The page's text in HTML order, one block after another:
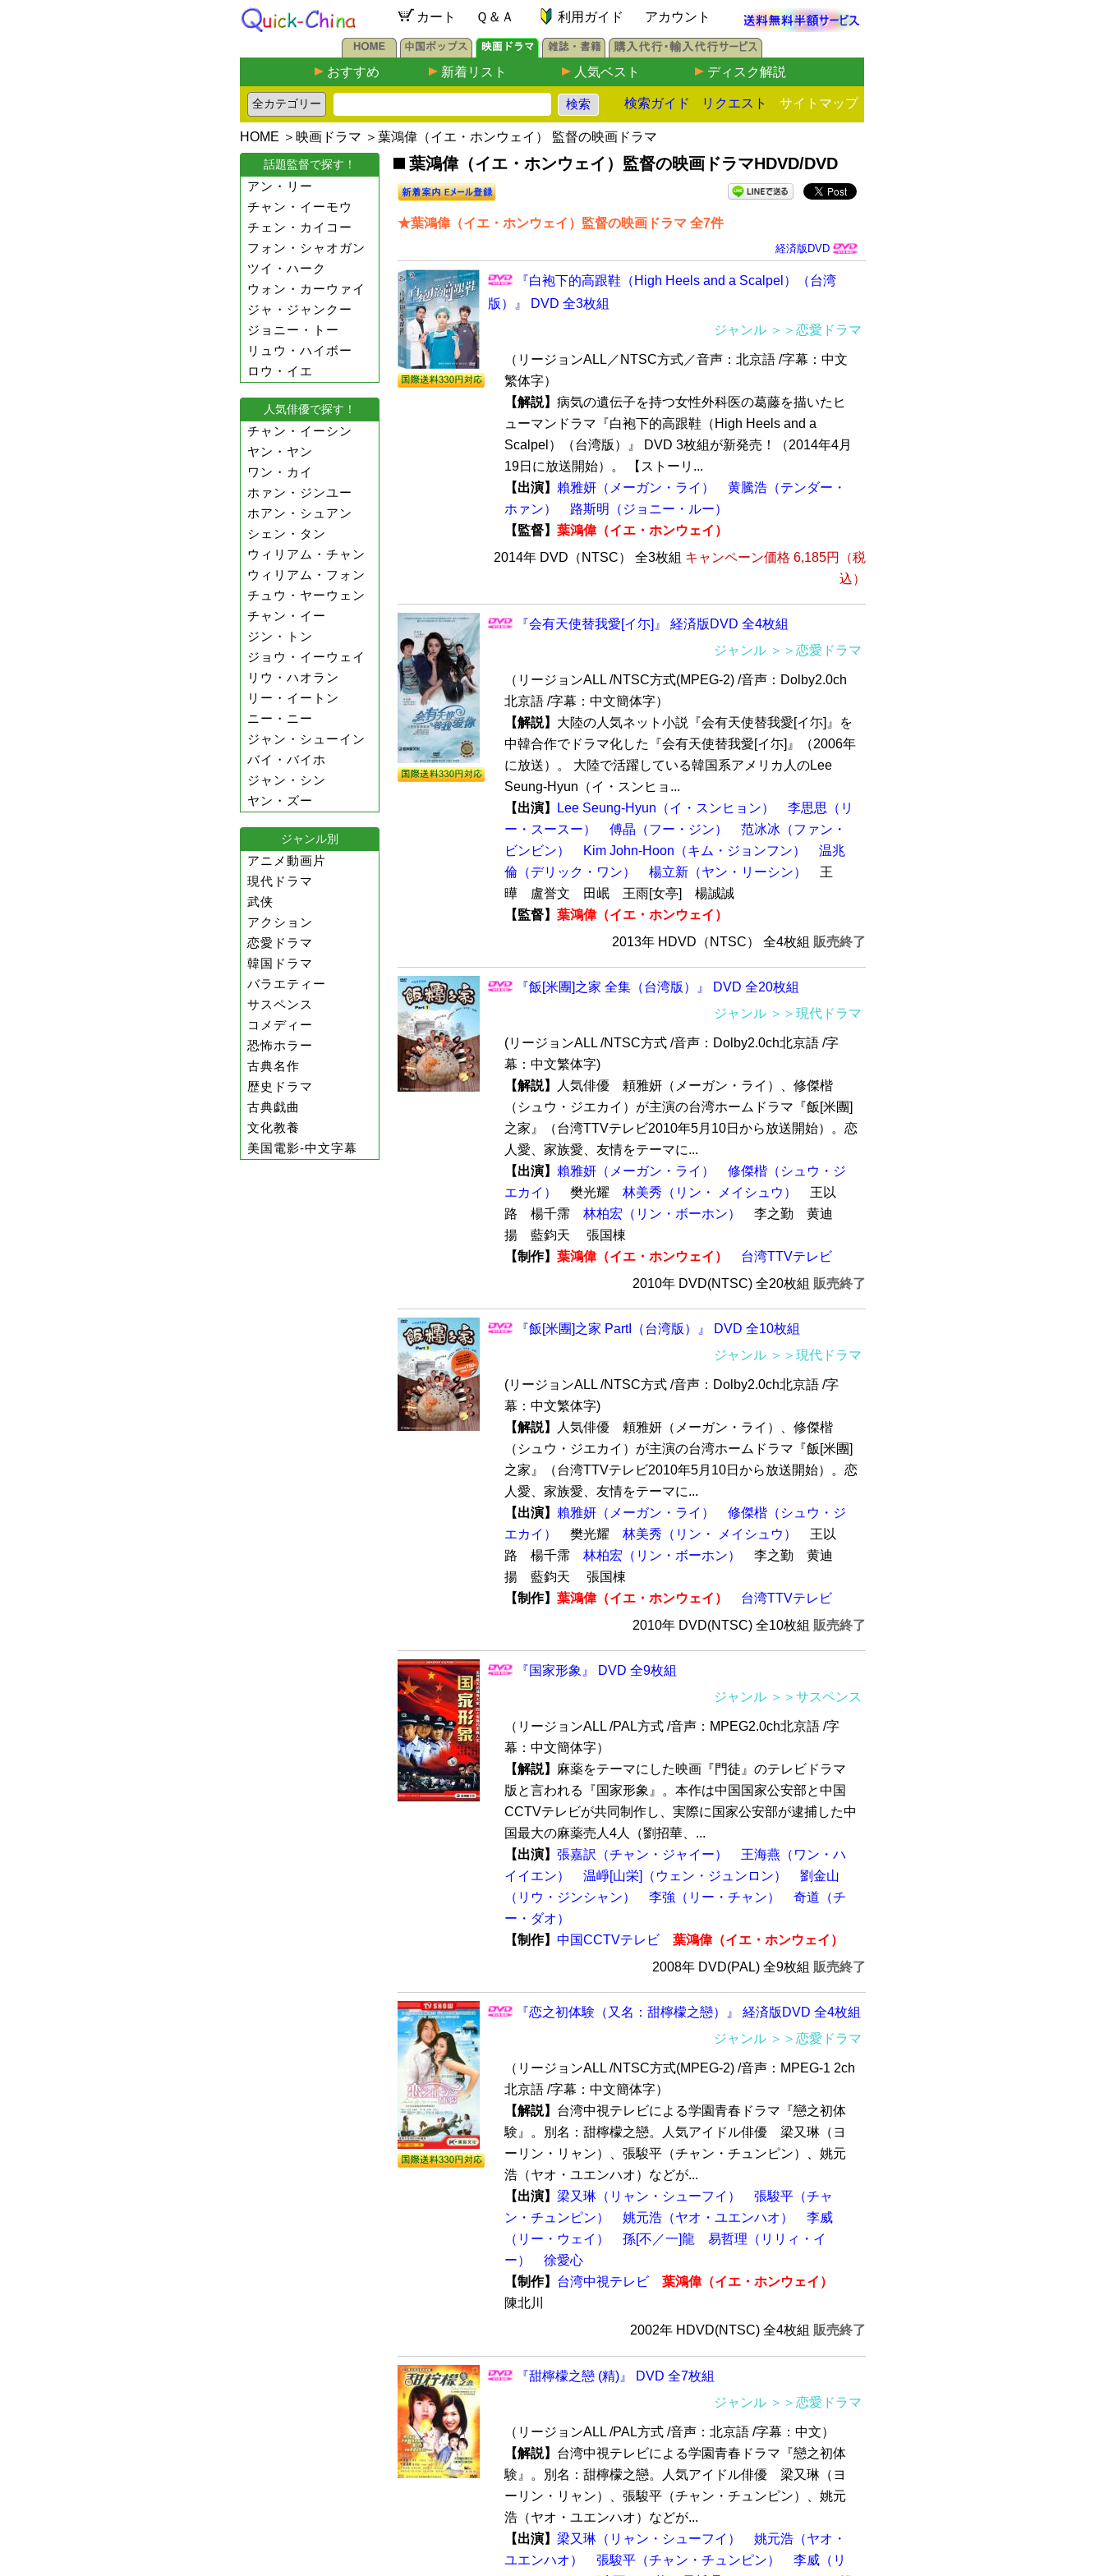
カート Ｑ＆Ａ 利用ガイド アカウント
おすすめ 新着リスト 人気ベスト ディスク解説
検索ガイド リクエスト サイトマップ
HOME ＞ 映画ドラマ ＞葉鴻偉（イエ・ホンウェイ） 監督の映画ドラマ
話題監督で探す！
アン・リー
チャン・イーモウ
チェン・カイコー
フォン・シャオガン
ツイ・ハーク
ウォン・カーウァイ
ジャ・ジャンクー
ジョニー・トー
リュウ・ハイボー
ロウ・イエ
人気俳優で探す！
チャン・イーシン
ヤン・ヤン
ワン・カイ
ホァン・ジンユー
ホアン・シュアン
シェン・タン
ウィリアム・チャン
ウィリアム・フォン
チュウ・ヤーウェン
チャン・イー
ジン・トン
ジョウ・イーウェイ
リウ・ハオラン
リー・イートン
ニー・ニー
ジャン・シューイン
バイ・バイホ
ジャン・シン
ヤン・ズー
ジャンル別
アニメ動画片
現代ドラマ
武侠
アクション
恋愛ドラマ
韓国ドラマ
バラエティー
サスペンス
コメディー
恐怖ホラー
古典名作
歴史ドラマ
古典戯曲
文化教養
美国電影-中文字幕
葉鴻偉（イエ・ホンウェイ）監督の映画ドラマHDVD/DVD
★葉鴻偉（イエ・ホンウェイ）監督の映画ドラマ 全7件
経済版DVD
『白袍下的高跟鞋（High Heels and a Scalpel）（台湾
版）』 DVD 全3枚組
ジャンル ＞＞恋愛ドラマ
（リージョンALL／NTSC方式／音声：北京語 /字幕：中文
繁体字）
【解説】 病気の遺伝子を持つ女性外科医の葛藤を描いたヒ
ューマンドラマ『白袍下的高跟鞋（High Heels and a
Scalpel）（台湾版）』 DVD 3枚組が新発売！（2014年4月
19日に放送開始）。 【ストーリ...
【出演】 賴雅妍（メーガン・ライ）
黄騰浩（テンダー・
ホァン）
路斯明（ジョニー・ルー）
【監督】 葉鴻偉（イエ・ホンウェイ）
2014年 DVD（NTSC） 全3枚組 キャンペーン価格 6,185円（税
込）
『会有天使替我愛[イ尓]』 経済版DVD 全4枚組
ジャンル ＞＞恋愛ドラマ
（リージョンALL /NTSC方式(MPEG-2) /音声：Dolby2.0ch
北京語 /字幕：中文簡体字）
【解説】 大陸の人気ネット小説『会有天使替我愛[イ尓]』を
中韓合作でドラマ化した『会有天使替我愛[イ尓]』（2006年
に放送）。 大陸で活躍している韓国系アメリカ人のLee
Seung-Hyun（イ・スンヒョ...
【出演】
Lee Seung-Hyun（イ・スンヒョン）
李思思（リ
ー・スースー）
傅晶（フー・ジン）
范冰冰（ファン・
ビンビン）
Kim John-Hoon（キム・ジョンフン）
温兆
倫（デリック・ワン）
楊立新（ヤン・リーシン）
王
曄 盧誉文 田岷 王雨[女亭] 楊誠誠
【監督】 葉鴻偉（イエ・ホンウェイ）
2013年 HDVD（NTSC） 全4枚組 販売終了
『飯[米團]之家 全集（台湾版）』 DVD 全20枚組
ジャンル ＞＞現代ドラマ
(リージョンALL /NTSC方式 /音声：Dolby2.0ch北京語 /字
幕：中文繁体字)
【解説】
人気俳優 頼雅妍（メーガン・ライ）、修傑楷
（シュウ・ジエカイ）が主演の台湾ホームドラマ『飯[米團]
之家』（台湾TTVテレビ2010年5月10日から放送開始）。恋
人愛、家族愛、友情をテーマに...
【出演】 賴雅妍（メーガン・ライ）
修傑楷（シュウ・ジ
エカイ）
樊光耀 林美秀（リン・ メイシュウ）
王以
路 楊千霈 林柏宏（リン・ボーホン）
李之勤 黄迪
揚 藍鈞天 張国棟
【制作】 葉鴻偉（イエ・ホンウェイ）
台湾TTVテレビ
2010年 DVD(NTSC) 全20枚組 販売終了
『飯[米團]之家 PartI（台湾版）』 DVD 全10枚組
ジャンル ＞＞現代ドラマ
(リージョンALL /NTSC方式 /音声：Dolby2.0ch北京語 /字
幕：中文繁体字)
【解説】
人気俳優 頼雅妍（メーガン・ライ）、修傑楷
（シュウ・ジエカイ）が主演の台湾ホームドラマ『飯[米團]
之家』（台湾TTVテレビ2010年5月10日から放送開始）。恋
人愛、家族愛、友情をテーマに...
【出演】 賴雅妍（メーガン・ライ）
修傑楷（シュウ・ジ
エカイ）
樊光耀 林美秀（リン・ メイシュウ）
王以
路 楊千霈 林柏宏（リン・ボーホン）
李之勤 黄迪
揚 藍鈞天 張国棟
【制作】 葉鴻偉（イエ・ホンウェイ）
台湾TTVテレビ
2010年 DVD(NTSC) 全10枚組 販売終了
『国家形象』 DVD 全9枚組
ジャンル ＞＞サスペンス
（リージョンALL /PAL方式 /音声：MPEG2.0ch北京語 /字
幕：中文簡体字）
【解説】 麻薬をテーマにした映画『門徒』のテレビドラマ
版と言われる『国家形象』。本作は中国国家公安部と中国
CCTVテレビが共同制作し、実際に国家公安部が逮捕した中
国最大の麻薬売人4人（劉招華、...
【出演】 張嘉訳（チャン・ジャイー）
王海燕（ワン・ハ
イイエン）
温崢[山栄]（ウェン・ジュンロン）
劉金山
（リウ・ジンシャン）
李強（リー・チャン）
奇道（チ
ー・ダオ）
【制作】 中国CCTVテレビ
葉鴻偉（イエ・ホンウェイ）
2008年 DVD(PAL) 全9枚組 販売終了
『恋之初体験（又名：甜檸檬之戀）』 経済版DVD 全4枚組
ジャンル ＞＞恋愛ドラマ
（リージョンALL /NTSC方式(MPEG-2) /音声：MPEG-1 2ch
北京語 /字幕：中文簡体字）
【解説】 台湾中視テレビによる学園青春ドラマ『戀之初体
験』。別名：甜檸檬之戀。人気アイドル俳優 梁又琳（ヨ
ーリン・リャン）、張駿平（チャン・チュンピン）、姚元
浩（ヤオ・ユエンハオ）などが...
【出演】 梁又琳（リャン・シューフイ）
張駿平（チャ
ン・チュンピン）
姚元浩（ヤオ・ユエンハオ）
李威
（リー・ウェイ）
孫[不／一]龍
易哲理（リリィ・イ
ー）
徐愛心
【制作】 台湾中視テレビ
葉鴻偉（イエ・ホンウェイ）
陳北川
2002年 HDVD(NTSC) 全4枚組 販売終了
『甜檸檬之戀 (精)』 DVD 全7枚組
ジャンル ＞＞恋愛ドラマ
（リージョンALL /PAL方式 /音声：北京語 /字幕：中文）
【解説】 台湾中視テレビによる学園青春ドラマ『戀之初体
験』。別名：甜檸檬之戀。人気アイドル俳優 梁又琳（ヨ
ーリン・リャン）、張駿平（チャン・チュンピン）、姚元
浩（ヤオ・ユエンハオ）などが...
【出演】 梁又琳（リャン・シューフイ）
姚元浩（ヤオ・
ユエンハオ）
張駿平（チャン・チュンピン）
李威（リ